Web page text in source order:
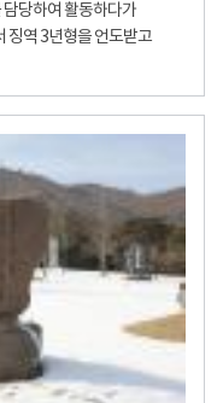
당하여 활동하다가
징역 3년형을 언도받고